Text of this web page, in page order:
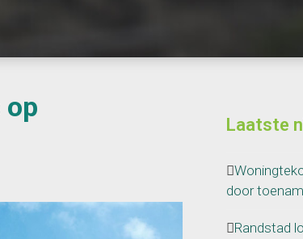
Laatste
door
Randstad